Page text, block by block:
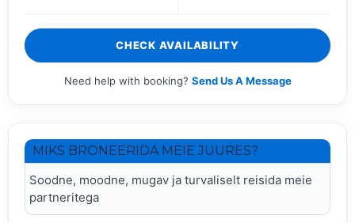
CHECK AVAILABILITY
Need help with booking? Send Us A Message
MIKS BRONEERIDA MEIE JUURES?
Soodne, moodne, mugav ja turvaliselt reisida meie
partneritega